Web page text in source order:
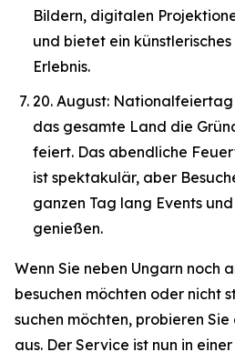
Bildern, digitalen
und bietet ein
Erlebnis.
20. August:
das gesamte Land die
feiert. Das abendliche
ist spektakulär, aber
ganzen Tag lang Events
genießen.
Wenn Sie neben Ungarn noch
besuchen möchten oder nicht
suchen möchten, probieren Sie
aus. Der Service ist nun in